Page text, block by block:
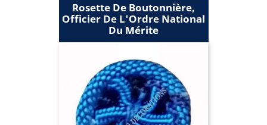
Rosette De Boutonnière,
Officier De L'Ordre National
Du Mérite